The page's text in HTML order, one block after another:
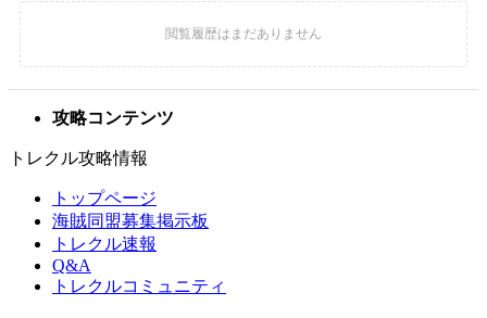
攻略コンテンツ
トレクル攻略情報
トップページ
海賊同盟募集掲示板
トレクル速報
Q&A
トレクルコミュニティ